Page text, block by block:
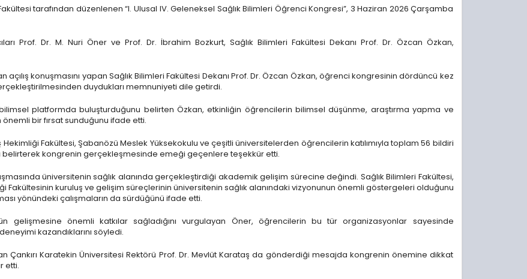
tarafından düzenlenen “I. Ulusal IV. Geleneksel Sağlık Bilimleri Öğrenci Kongresi”, 3 Haziran 2026 Çarşamba
Prof. Dr. M. Nuri Öner ve Prof. Dr. İbrahim Bozkurt, Sağlık Bilimleri Fakültesi Dekanı Prof. Dr. Özcan Özkan,
açılış konuşmasını yapan Sağlık Bilimleri Fakültesi Dekanı Prof. Dr. Özcan Özkan, öğrenci kongresinin dördüncü kez
duydukları memnuniyeti dile getirdi.
platformda buluşturduğunu belirten Özkan, etkinliğin öğrencilerin bilimsel düşünme, araştırma yapma ve
bir fırsat sunduğunu ifade etti.
Hekimliği Fakültesi, Şabanözü Meslek Yüksekokulu ve çeşitli üniversitelerden öğrencilerin katılımıyla toplam 56 bildiri
belirterek kongrenin gerçekleşmesinde emeği geçenlere teşekkür etti.
üniversitenin sağlık alanında gerçekleştirdiği akademik gelişim sürecine değindi. Sağlık Bilimleri Fakültesi,
Fakültesinin kuruluş ve gelişim süreçlerinin üniversitenin sağlık alanındaki vizyonunun önemli göstergeleri olduğunu
yönündeki çalışmaların da sürdüğünü ifade etti.
gelişmesine önemli katkılar sağladığını vurgulayan Öner, öğrencilerin bu tür organizasyonlar sayesinde
kazandıklarını söyledi.
Çankırı Karatekin Üniversitesi Rektörü Prof. Dr. Mevlüt Karataş da gönderdiği mesajda kongrenin önemine dikkat
etti.